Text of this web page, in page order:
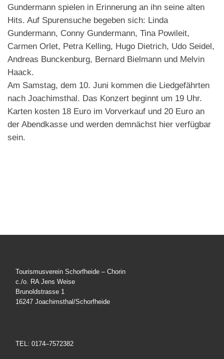
Gundermann spielen in Erinnerung an ihn seine alten
Hits. Auf Spurensuche begeben sich: Linda
Gundermann, Conny Gundermann, Tina Powileit,
Carmen Orlet, Petra Kelling, Hugo Dietrich, Udo Seidel,
Andreas Bunckenburg, Bernard Bielmann und Melvin
Haack.
Am Samstag, dem 10. Juni kommen die Liedgefährten
nach Joachimsthal. Das Konzert beginnt um 19 Uhr.
Karten kosten 18 Euro im Vorverkauf und 20 Euro an
der Abendkasse und werden demnächst hier verfügbar
sein.
Tourismusverein Schorfheide – Chorin
c./o. RA Jens Weise
Brunoldstrasse 1
16247 Joachimsthal/Schorfheide
TEL: 0174–7572382